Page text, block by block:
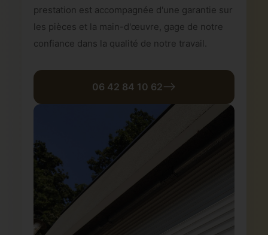
prestation est accompagnée d'une garantie sur
les pièces et la main-d'œuvre, gage de notre
confiance dans la qualité de notre travail.
06 42 84 10 62